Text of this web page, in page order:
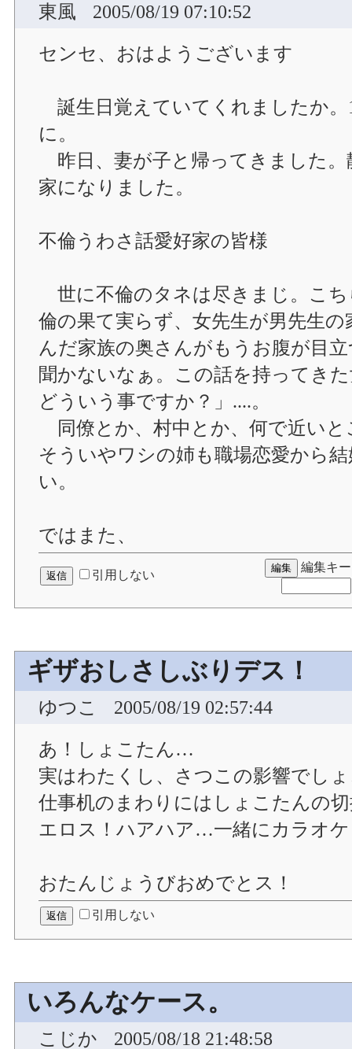
東風
2005/08/19 07:10:52
センセ、おはようございます
誕生日覚えていてくれましたか。
に。
昨日、妻が子と帰ってきました
家になりました。
不倫うわさ話愛好家の皆様
世に不倫のタネは尽きまじ。こ
倫の果て実らず、女先生が男先生
んだ家族の奥さんがもうお腹が目
聞かないなぁ。この話を持ってき
どういう事ですか？」....。
同僚とか、村中とか、何で近い
そういやワシの姉も職場恋愛から
い。
ではまた、
引用しない
編集キー
ギザおしさしぶりデス！
ゆつこ
2005/08/19 02:57:44
あ！しょこたん…
実はわたくし、さつこの影響でし
仕事机のまわりにはしょこたんの
エロス！ハアハア…一緒にカラオ
おたんじょうびおめでとス！
引用しない
いろんなケース。
こじか 2005/08/18 21:48:58